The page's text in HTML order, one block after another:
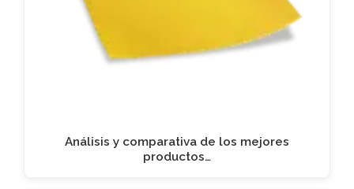
Análisis y comparativa de los mejores
productos…